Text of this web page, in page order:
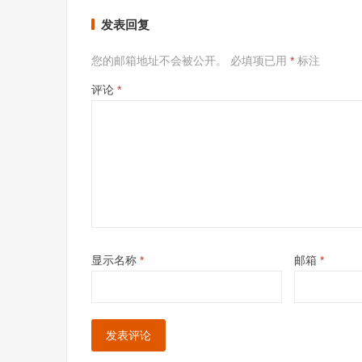
发表回复
您的邮箱地址不会被公开。 必填项已用 * 标注
评论 *
显示名称 * 邮箱 *